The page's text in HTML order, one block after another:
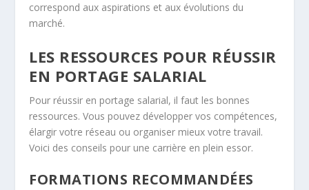
correspond aux aspirations et aux évolutions du
marché.
LES RESSOURCES POUR RÉUSSIR
EN PORTAGE SALARIAL
Pour réussir en portage salarial, il faut les bonnes
ressources. Vous pouvez développer vos compétences,
élargir votre réseau ou organiser mieux votre travail.
Voici des conseils pour une carrière en plein essor.
FORMATIONS RECOMMANDÉES